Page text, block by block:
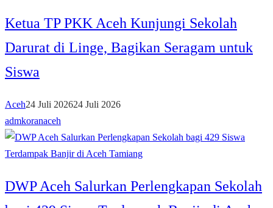
Ketua TP PKK Aceh Kunjungi Sekolah
Darurat di Linge, Bagikan Seragam untuk
Siswa
Aceh24 Juli 202624 Juli 2026
admkoranaceh
DWP Aceh Salurkan Perlengkapan Sekolah